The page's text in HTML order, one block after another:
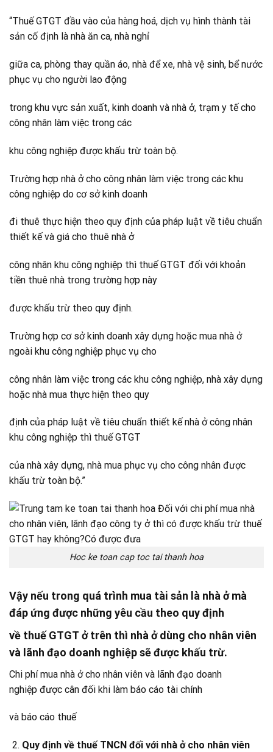
“Thuế GTGT đầu vào của hàng hoá, dịch vụ hình thành tài
sản cố định là nhà ăn ca, nhà nghỉ
giữa ca, phòng thay quần áo, nhà để xe, nhà vệ sinh, bể nước
phục vụ cho người lao động
trong khu vực sản xuất, kinh doanh và nhà ở, trạm y tế cho
công nhân làm việc trong các
khu công nghiệp được khấu trừ toàn bộ.
Trường hợp nhà ở cho công nhân làm việc trong các khu
công nghiệp do cơ sở kinh doanh
đi thuê thực hiện theo quy định của pháp luật về tiêu chuẩn
thiết kế và giá cho thuê nhà ở
công nhân khu công nghiệp thì thuế GTGT đối với khoản
tiền thuê nhà trong trường hợp này
được khấu trừ theo quy định.
Trường hợp cơ sở kinh doanh xây dựng hoặc mua nhà ở
ngoài khu công nghiệp phục vụ cho
công nhân làm việc trong các khu công nghiệp, nhà xây dựng
hoặc nhà mua thực hiện theo quy
định của pháp luật về tiêu chuẩn thiết kế nhà ở công nhân
khu công nghiệp thì thuế GTGT
của nhà xây dựng, nhà mua phục vụ cho công nhân được
khấu trừ toàn bộ.”
Hoc ke toan cap toc tai thanh hoa
Vậy nếu trong quá trình mua tài sản là nhà ở mà
đáp ứng được những yêu cầu theo quy định
về thuế GTGT ở trên thì nhà ở dùng cho nhân viên
và lãnh đạo doanh nghiệp sẽ được khấu trừ.
Chi phí mua nhà ở cho nhân viên và lãnh đạo doanh
nghiệp được cân đối khi làm báo cáo tài chính
và báo cáo thuế
Quy định về thuế TNCN đối với nhà ở cho nhân viên